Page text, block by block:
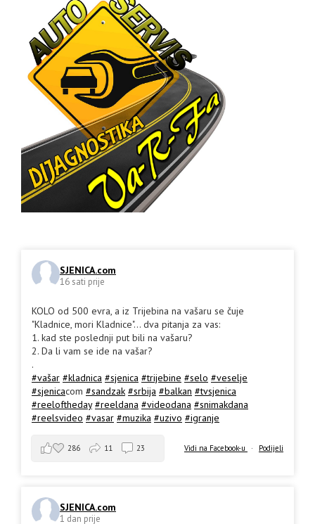
SJENICA.com
16 sati prije
KOLO od 500 evra, a iz Trijebina na vašaru se čuje
"Kladnice, mori Kladnice"... dva pitanja za vas:
1. kad ste poslednji put bili na vašaru?
2. Da li vam se ide na vašar?
.
#vašar #kladnica #sjenica #trijebine #selo #veselje
#sjenicacom #sandzak #srbija #balkan #tvsjenica
#reeloftheday #reeldana #videodana #snimakdana
#reelsvideo #vasar #muzika #uzivo #igranje
Vidi na Facebook-u · Podijeli
286 11 23
SJENICA.com
1 dan prije